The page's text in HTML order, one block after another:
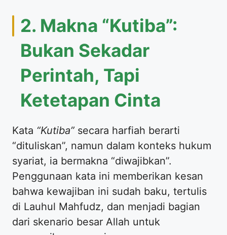
2. Makna “Kutiba”:
Bukan Sekadar
Perintah, Tapi
Ketetapan Cinta
Kata “Kutiba” secara harfiah berarti
“dituliskan”, namun dalam konteks hukum
syariat, ia bermakna “diwajibkan”.
Penggunaan kata ini memberikan kesan
bahwa kewajiban ini sudah baku, tertulis
di Lauhul Mahfudz, dan menjadi bagian
dari skenario besar Allah untuk